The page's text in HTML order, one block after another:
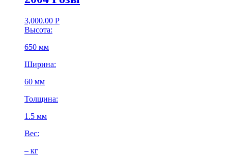
3,000.00 Р
Высота:
650 мм
Ширина:
60 мм
Толщина:
1.5 мм
Вес:
– кг